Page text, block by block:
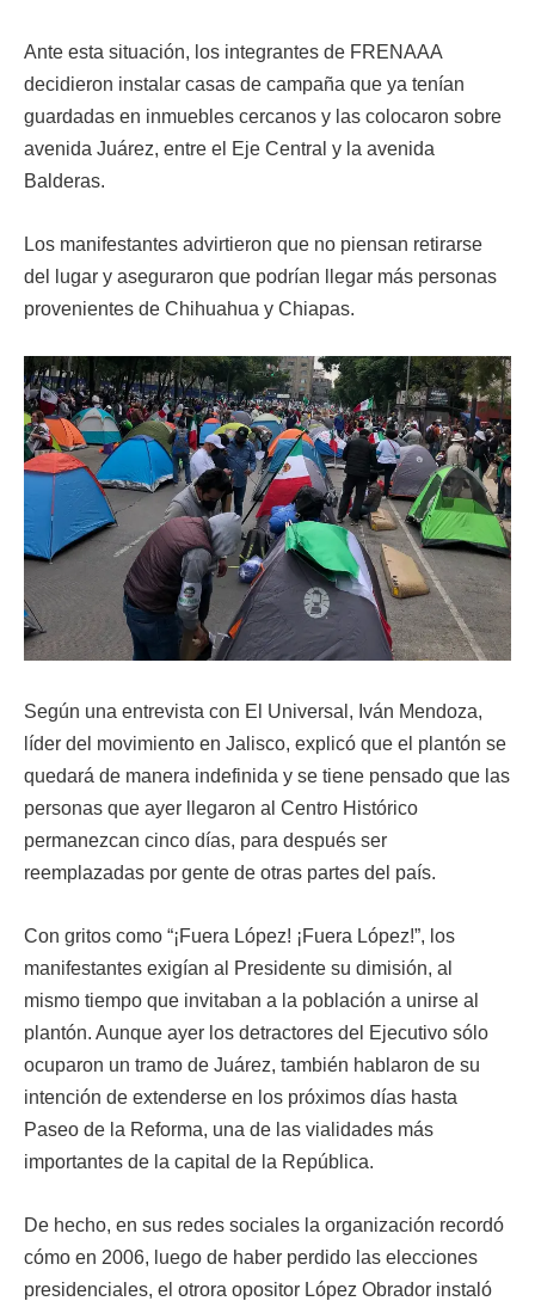
Ante esta situación, los integrantes de FRENAAA
decidieron instalar casas de campaña que ya tenían
guardadas en inmuebles cercanos y las colocaron sobre
avenida Juárez, entre el Eje Central y la avenida
Balderas.
Los manifestantes advirtieron que no piensan retirarse
del lugar y aseguraron que podrían llegar más personas
provenientes de Chihuahua y Chiapas.
Según una entrevista con El Universal, Iván Mendoza,
líder del movimiento en Jalisco, explicó que el plantón se
quedará de manera indefinida y se tiene pensado que las
personas que ayer llegaron al Centro Histórico
permanezcan cinco días, para después ser
reemplazadas por gente de otras partes del país.
Con gritos como “¡Fuera López! ¡Fuera López!”, los
manifestantes exigían al Presidente su dimisión, al
mismo tiempo que invitaban a la población a unirse al
plantón. Aunque ayer los detractores del Ejecutivo sólo
ocuparon un tramo de Juárez, también hablaron de su
intención de extenderse en los próximos días hasta
Paseo de la Reforma, una de las vialidades más
importantes de la capital de la República.
De hecho, en sus redes sociales la organización recordó
cómo en 2006, luego de haber perdido las elecciones
presidenciales, el otrora opositor López Obrador instaló